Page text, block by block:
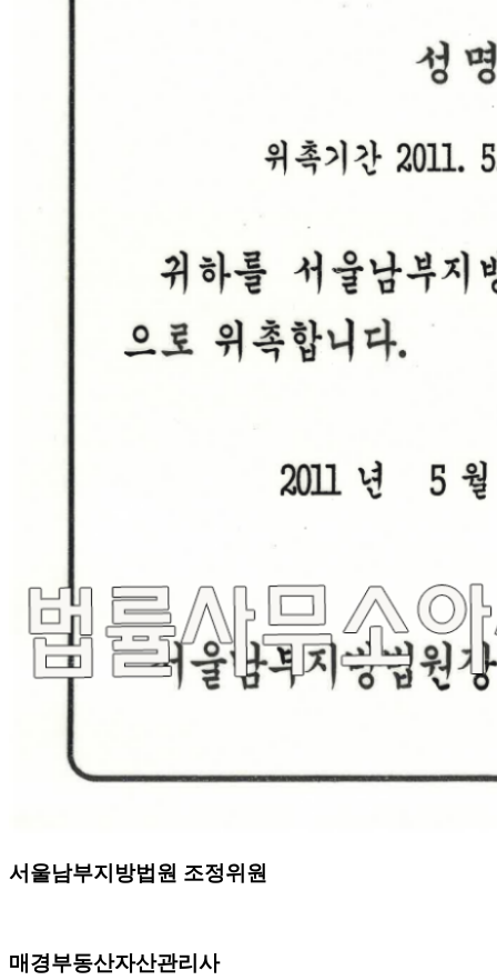
서울남부지방법원 조정위원
매경부동산자산관리사